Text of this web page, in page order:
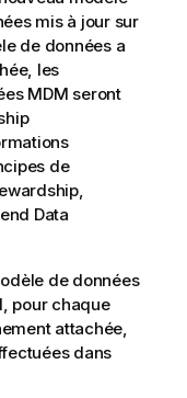
mis à jour sur
de données a
les
MDM seront
de
,
Data
de données
pour chaque
attachée,
dans